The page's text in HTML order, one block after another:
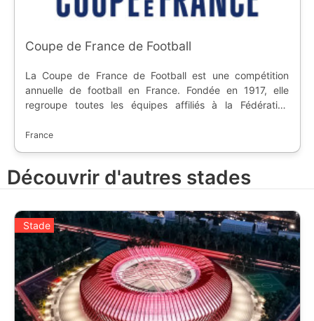
Coupe de France de Football
La Coupe de France de Football est une compétition
annuelle de football en France. Fondée en 1917, elle
regroupe toutes les équipes affiliés à la Fédération
sont des matchs à élimination directe avec une finale au
France
Découvrir d'autres stades
Stade